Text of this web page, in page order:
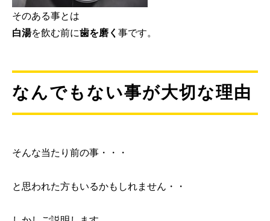
そのある事とは
白湯を飲む前に歯を磨く 事です。
なんでもない事が大切な理由
そんな当たり前の事・・・
と思われた方もいるかもしれません・・